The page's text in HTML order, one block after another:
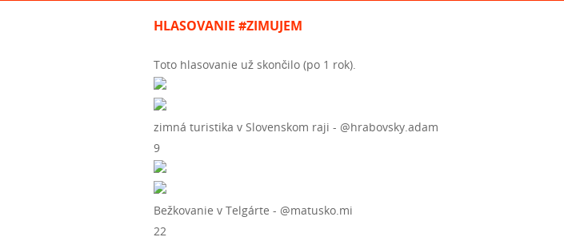
HLASOVANIE #ZIMUJEM
Toto hlasovanie už skončilo (po 1 rok).
zimná turistika v Slovenskom raji - @hrabovsky.adam
9
Bežkovanie v Telgárte - @matusko.mi
22